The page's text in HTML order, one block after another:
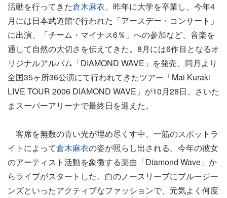
活動を行ってきた倉木麻衣。昨年に大学を卒業し、今年4
月には日本武道館で行われた「アースデー・コンサート」
に出演、「チーム・マイナス6％」への参加など、音楽を
通して自然の大切さを伝えてきた。8月には6作目となるオ
リジナルアルバム「DIAMOND WAVE」を発売、同月より
全国35ヶ所36公演にて行われてきたツアー「Mai Kuraki
LIVE TOUR 2006 DIAMOND WAVE」が10月28日、さいた
まスーパーアリーナで最終日を迎えた。
客席を無数の青い光が埋め尽くす中、一筋のスポットラ
イトによって倉木麻衣の姿が照らし出される。今年の彼女
のアーティスト活動を象徴する楽曲「Diamond Wave」か
らライブがスタートした。白のノースリーブにブルージー
ンズといったアクティブなファッションで、元気よく何度